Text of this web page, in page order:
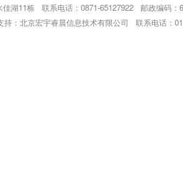
佳湖11栋 联系电话：0871-65127922 邮政编码：
：北京宏宇睿晨信息技术有限公司 联系电话：